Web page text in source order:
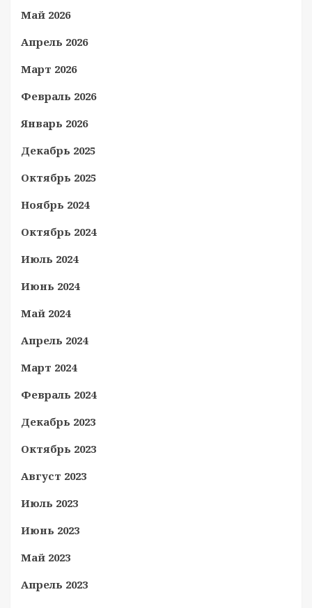
Май 2026
Апрель 2026
Март 2026
Февраль 2026
Январь 2026
Декабрь 2025
Октябрь 2025
Ноябрь 2024
Октябрь 2024
Июль 2024
Июнь 2024
Май 2024
Апрель 2024
Март 2024
Февраль 2024
Декабрь 2023
Октябрь 2023
Август 2023
Июль 2023
Июнь 2023
Май 2023
Апрель 2023